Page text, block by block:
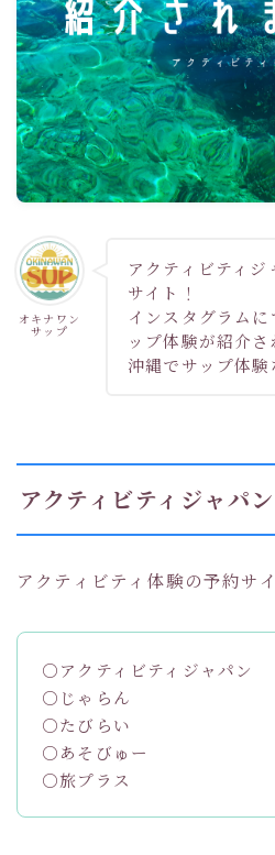
オキナワン
サップ
アクティビティ
サイト！
インスタグラム
ップ体験が紹介さ
沖縄でサップ体験
アクティビティジャパ
アクティビティ体験の予約サ
○アクティビティジャパン
○じゃらん
○たびらい
○あそびゅー
○旅プラス